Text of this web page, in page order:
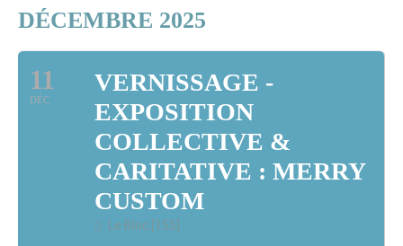
DÉCEMBRE 2025
11
DÉC
VERNISSAGE -
EXPOSITION
COLLECTIVE &
CARITATIVE : MERRY
CUSTOM
Le Bloc [155]